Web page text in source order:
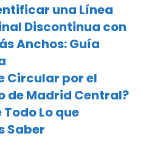
una Línea
Discontinua con
Anchos: Guía
Circular por el
de Madrid Central?
Lo que
Saber